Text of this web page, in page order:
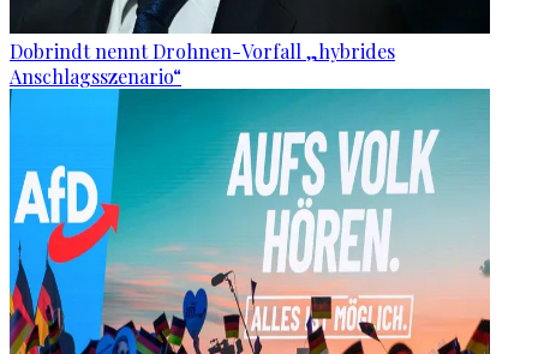
Dobrindt nennt Drohnen-Vorfall „hybrides
Anschlagsszenario“